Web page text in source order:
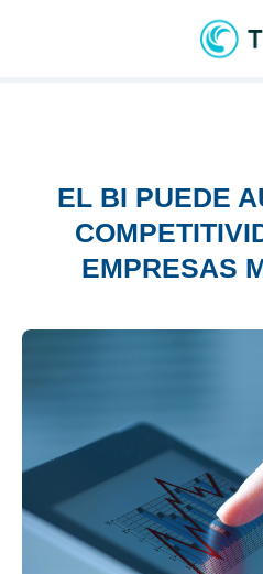
EL BI PUEDE
EMPRESAS